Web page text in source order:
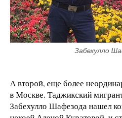
Забехулло
А второй, еще более
в Москве. Таджикский
Забехулло Шафезода нашел